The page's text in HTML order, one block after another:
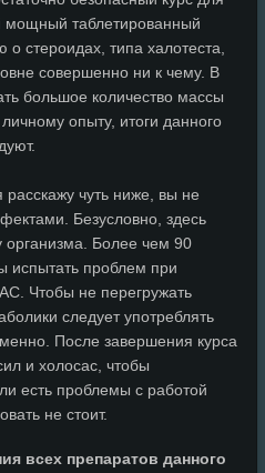
таблетированный
стероидах, типа халотеста,
совершенно ни к чему. В
большое количество массы
опыту, итоги данного
расскажу чуть ниже, вы не
Безусловно, здесь
организма. Более чем 90
испытать проблем при
Чтобы не перегружать
следует употреблять
После завершения курса
и холосас, чтобы
есть проблемы с работой
не стоит.
всех препаратов данного